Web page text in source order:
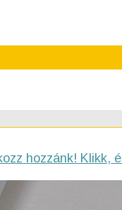
hozzánk! Klikk,